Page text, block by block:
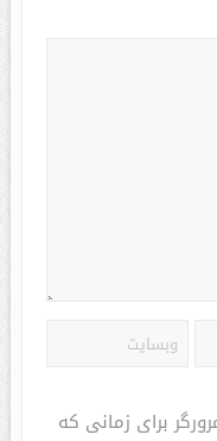
برای زمانی که